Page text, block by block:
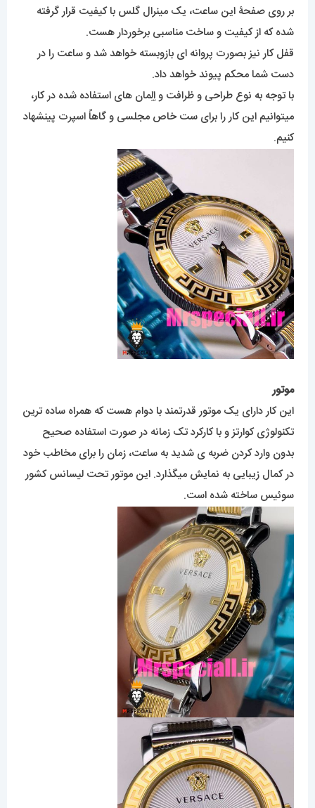
بر روی صفحۀ این ساعت، یک مینرال گلس با کیفیت قرار گرفته
شده که از کیفیت و ساخت مناسبی برخوردار هست.
قفل کار نیز بصورت پروانه ای بازوبسته خواهد شد و ساعت را در
دست شما محکم پیوند خواهد داد.
با توجه به نوع طراحی و ظرافت و اِلِمان های استفاده شده در کار،
میتوانیم این کار را برای ست خاص مجلسی و گاهاً اسپرت پینشهاد
کنیم.
موتور
این کار دارای یک موتور قدرتمند با دوام هست که همراه ساده ترین
تکنولوژی کوارتز و با کارکرد تک زمانه در صورت استفاده صحیح
بدون وارد کردن ضربه ی شدید به ساعت، زمان را برای مخاطب خود
در کمال زیبایی به نمایش میگذارد. این موتور تحت لیسانس کشور
سوئیس ساخته شده است.